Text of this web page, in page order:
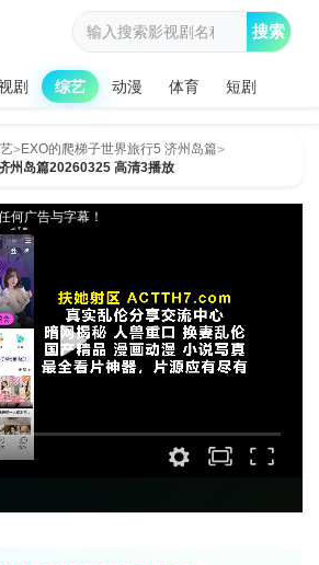
剧 综艺 动漫 体育 短剧
搜索
>EXO的爬梯子世界旅行5 济州岛篇>
州岛篇20260325 高清3播放
何广告与字幕！